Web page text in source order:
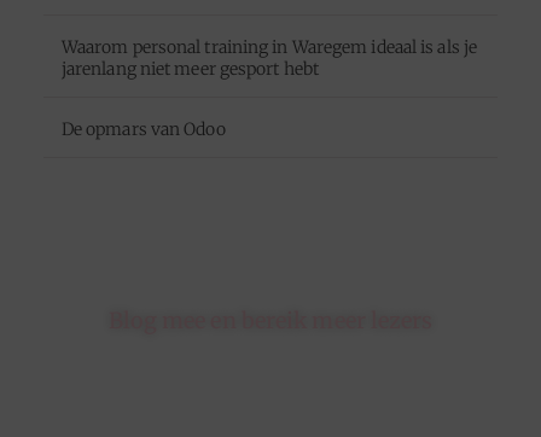
Waarom personal training in Waregem ideaal is als je
jarenlang niet meer gesport hebt
De opmars van Odoo